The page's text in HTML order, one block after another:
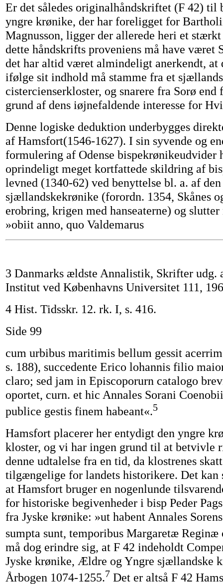
Er det således originalhåndskriftet (F 42) til
yngre krønike, der har foreligget for
Magnusson, ligger der allerede heri et
dette håndskrifts proveniens må have været
det har altid været almindeligt anerkendt, at
ifølge sit indhold må stamme fra et
cistercienserkloster, og snarere fra Sorø end
grund af dens iøjnefaldende interesse for
Denne logiske deduktion underbygges
af Hamsfort(1546-1627). I sin syvende og
formulering af Odense bispekrønikeudvider
oprindeligt meget kortfattede skildring af
levned (1340-62) ved benyttelse bl. a. af
sjællandskekrønike (forordn. 1354, Skånes
erobring, krigen med hanseaterne) og slutter
»obiit anno, quo Valdemarus
3 Danmarks ældste Annalistik, Skrifter udg.
Institut ved Københavns Universitet 111,
4 Hist. Tidsskr. 12. rk. I, s. 416.
Side 99
cum urbibus maritimis bellum gessit
s. 188), succedente Erico lohannis filio
claro; sed jam in Episcoporurn catalogo
oportet, curn. et hic Annales Sorani
publice gestis finem habeant«.5
Hamsfort placerer her entydigt den yngre
kloster, og vi har ingen grund til at betvivle
denne udtalelse fra en tid, da klostrenes
tilgængelige for landets historikere. Det kan
at Hamsfort bruger en nogenlunde
for historiske begivenheder i bisp Peder
fra Jyske krønike: »ut habent Annales
sumpta sunt, temporibus Margaretæ Reginæ
må dog erindre sig, at F 42 indeholdt
Jyske krønike, Ældre og Yngre sjællandske
Årbogen 1074-1255.7 Det er altså F 42